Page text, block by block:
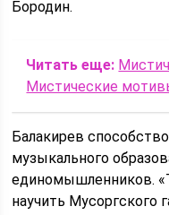
Бородин.
Читать еще:
Мистические
Балакирев
музыкального
единомышленников.
научить Мусоргского